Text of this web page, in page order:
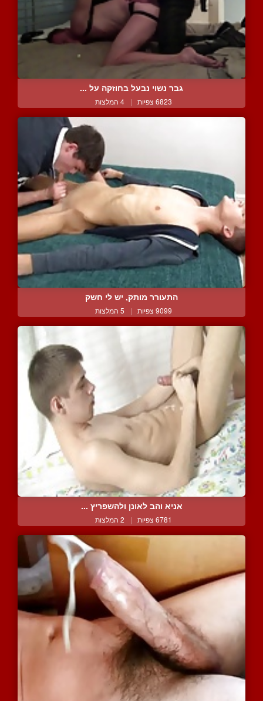
גבר נשוי נבעל בחוזקה על ...
6823 צפיות | 4 המלצות
התעורר מותק, יש לי חשק
9099 צפיות | 5 המלצות
אניא והב לאונן ולהשפריץ ...
6781 צפיות | 2 המלצות